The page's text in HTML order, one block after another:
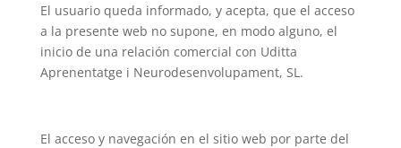
El usuario queda informado, y acepta, que el acceso
a la presente web no supone, en modo alguno, el
inicio de una relación comercial con Uditta
Aprenentatge i Neurodesenvolupament, SL.
El acceso y navegación en el sitio web por parte del